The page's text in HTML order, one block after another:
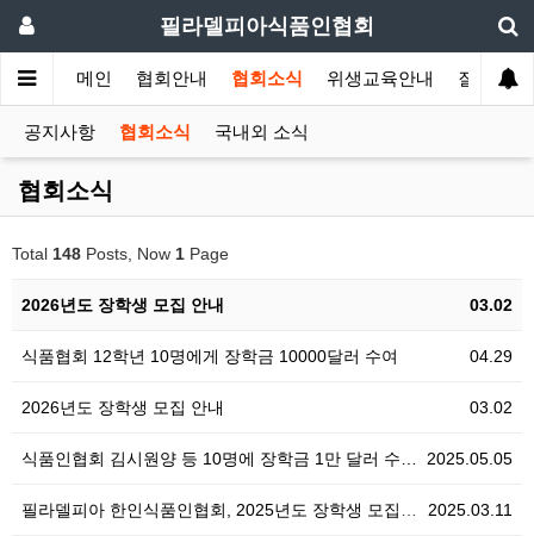
필라델피아식품인협회
메인 협회안내 협회소식 위생교육안내 질의답변
공지사항 협회소식 국내외 소식
협회소식
Total 148 Posts, Now 1 Page
03.02
2026년도 장학생 모집 안내
04.29
식품협회 12학년 10명에게 장학금 10000달러 수여
03.02
2026년도 장학생 모집 안내
2025.05.05
식품인협회 김시원양 등 10명에 장학금 1만 달러 수…
2025.03.11
필라델피아 한인식품인협회, 2025년도 장학생 모집 안…